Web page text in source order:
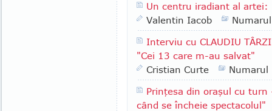
Un centru iradiant al artei:
Valentin Iacob
Interviu cu CLAUDIU
"Cei 13 care m-au salvat"
Cristian Curte
Numarul
Prinţesa din oraşul cu turn
când se încheie spectacolul"